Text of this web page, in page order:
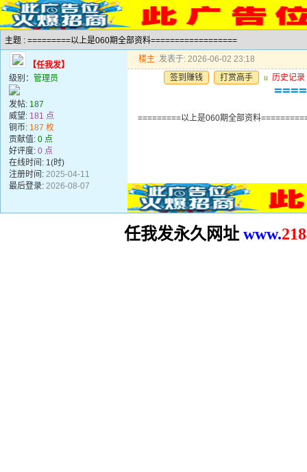
主题 : =========以上是060期全部资料==================
【任我发】
级别： 管理员
发帖: 187
威望: 181 点
铜币: 187 枚
贡献值: 0 点
好评度: 0 点
在线时间: 1(时)
注册时间: 2025-04-11
最后登录: 2026-08-07
楼主 发表于: 2026-06-02 23:18
签到赚钱
打赏高手 u 历史记录
=========以上是060期全部资料
任我发永久网址 www.2